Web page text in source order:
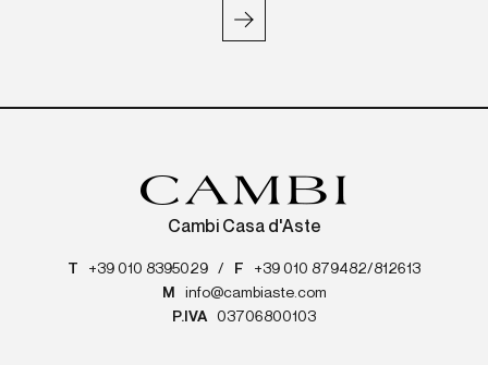
Cambi Casa d'Aste
T +39 010 8395029 / F
+39 010 879482/812613
M
info@cambiaste.com
P.IVA
03706800103